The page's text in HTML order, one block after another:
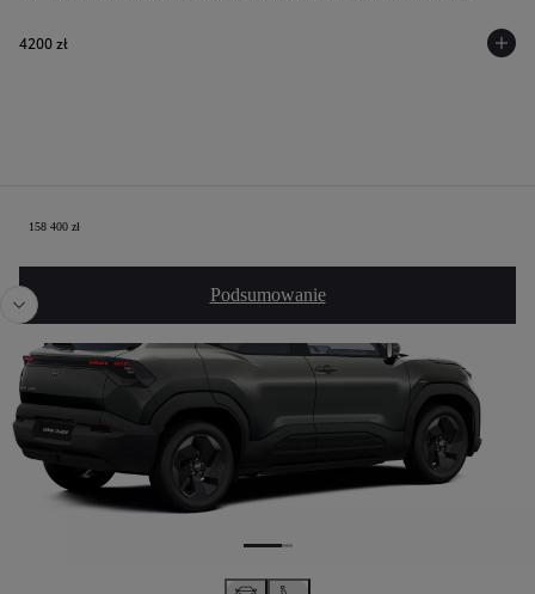
4200 zł
158 400 zł
Podsumowanie
Twoja konfiguracja
Poprzedni